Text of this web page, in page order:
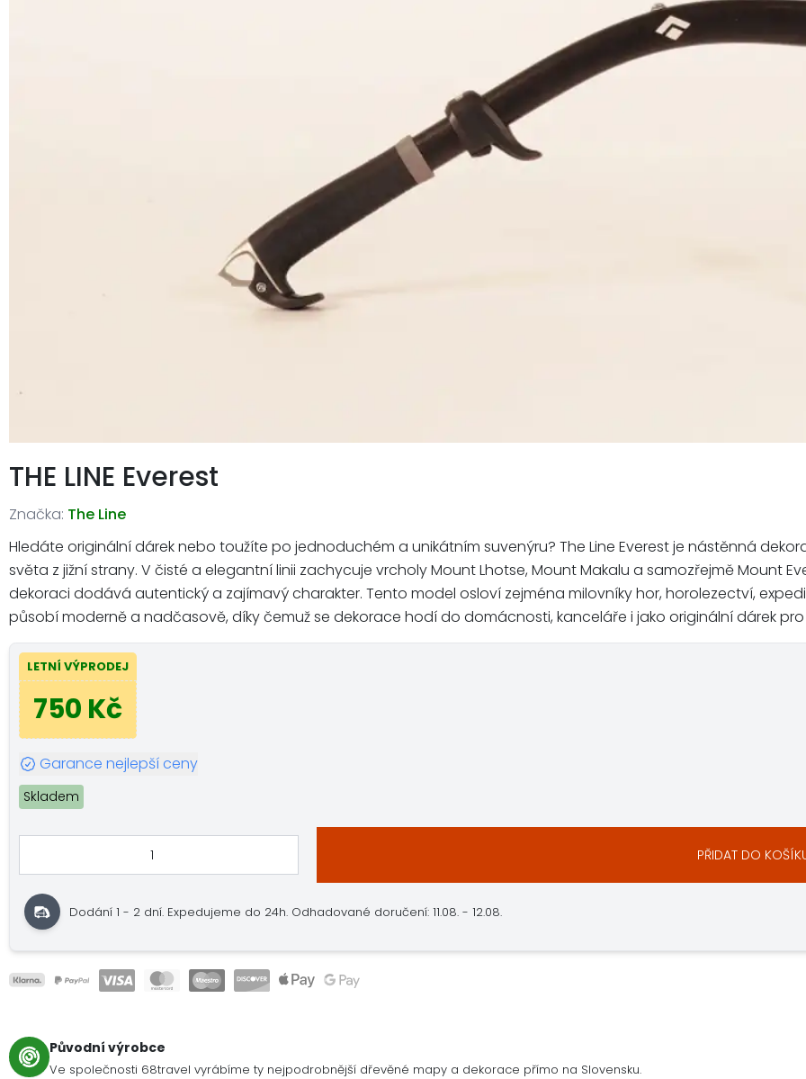
THE LINE Everest
Značka: The Line
Hledáte originální dárek nebo toužíte po jednoduchém a unikátním suvenýru? The Line Everest je nástěnná
světa z jižní strany. V čisté a elegantní linii zachycuje vrcholy Mount Lhotse, Mount Makalu a samozřejmě Mount
dekoraci dodává autentický a zajímavý charakter. Tento model osloví zejména milovníky hor, horolezectví,
působí moderně a nadčasově, díky čemuž se dekorace hodí do domácnosti, kanceláře i jako originální dárek
LETNÍ VÝPRODEJ
750 Kč
Garance nejlepší ceny
Skladem
PŘIDAT DO
Dodání 1 - 2 dní. Expedujeme do 24h. Odhadované doručení: 11.08. - 12.08.
Původní výrobce
Ve společnosti 68travel vyrábíme ty nejpodrobnější dřevěné mapy a dekorace přímo na Slovensku.